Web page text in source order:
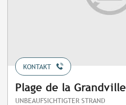
KONTAKT
Plage de la Grandville
UNBEAUFSICHTIGTER STRAND